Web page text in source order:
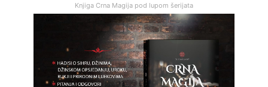
Knjiga Crna Magija pod lupom šerijata